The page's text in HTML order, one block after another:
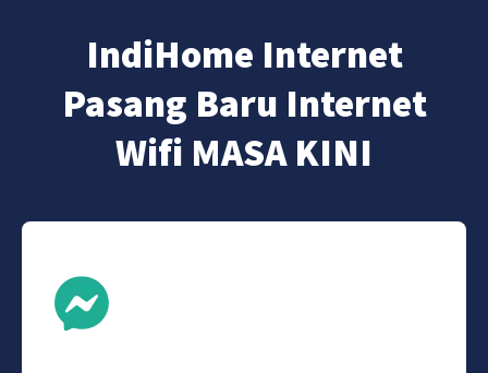
IndiHome Internet
Pasang Baru Internet
Wifi MASA KINI